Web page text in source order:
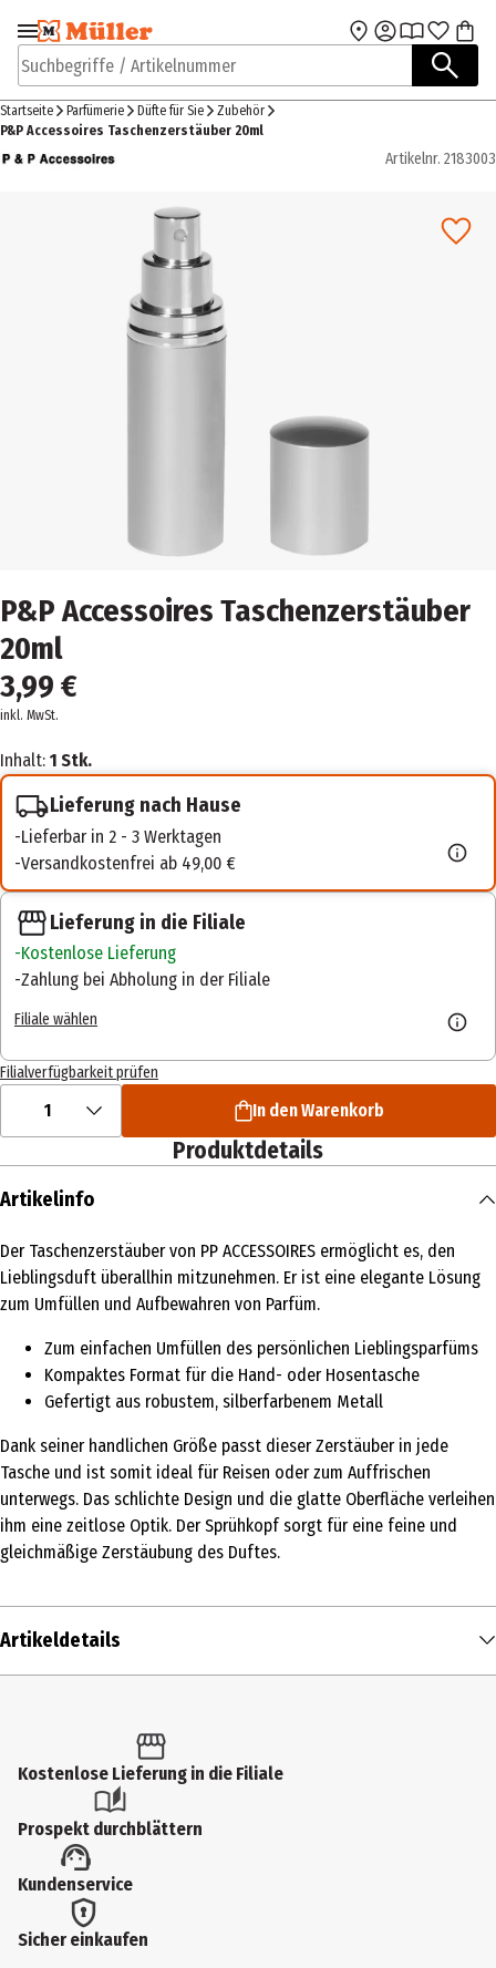
Zur Navigation
springen
Zum Hauptinhalt
Suchbegriffe / Artikelnummer
Startseite Parfümerie Düfte für Sie
Zubehör
P&P Accessoires Taschenzerstäuber 20ml
Artikelnr. 2183003
P&P Accessoires Taschenzerstäuber
20ml
3,99 €
inkl. MwSt.
Inhalt: 1 Stk.
Lieferung nach Hause
Lieferbar in 2 - 3 Werktagen
Versandkostenfrei ab 49,00 €
Lieferung in die Filiale
Kostenlose Lieferung
Zahlung bei Abholung in der Filiale
Filiale wählen
Filialverfügbarkeit prüfen
1 In den Warenkorb
Produktdetails
Artikelinfo
Der Taschenzerstäuber von PP ACCESSOIRES ermöglicht es, den
Lieblingsduft überallhin mitzunehmen. Er ist eine elegante Lösung
zum Umfüllen und Aufbewahren von Parfüm.
Zum einfachen Umfüllen des persönlichen Lieblingsparfüms
Kompaktes Format für die Hand- oder Hosentasche
Gefertigt aus robustem, silberfarbenem Metall
Dank seiner handlichen Größe passt dieser Zerstäuber in jede
Tasche und ist somit ideal für Reisen oder zum Auffrischen
unterwegs. Das schlichte Design und die glatte Oberfläche verleihen
ihm eine zeitlose Optik. Der Sprühkopf sorgt für eine feine und
gleichmäßige Zerstäubung des Duftes.
Artikeldetails
Produkttyp
Materialdetails
Metall
Hersteller
Kostenlose Lieferung in die Filiale
Prospekt durchblättern
Kundenservice
Sicher einkaufen